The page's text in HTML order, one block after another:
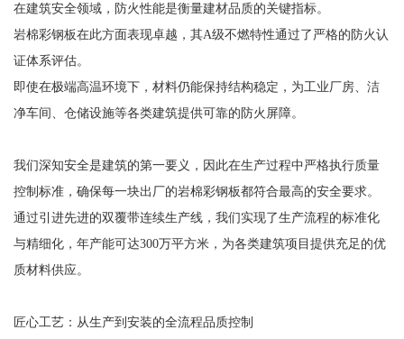
在建筑安全领域，防火性能是衡量建材品质的关键指标。
岩棉彩钢板在此方面表现卓越，其A级不燃特性通过了严格的防火认
证体系评估。
即使在极端高温环境下，材料仍能保持结构稳定，为工业厂房、洁
净车间、仓储设施等各类建筑提供可靠的防火屏障。
我们深知安全是建筑的第一要义，因此在生产过程中严格执行质量
控制标准，确保每一块出厂的岩棉彩钢板都符合最高的安全要求。
通过引进先进的双覆带连续生产线，我们实现了生产流程的标准化
与精细化，年产能可达300万平方米，为各类建筑项目提供充足的优
质材料供应。
匠心工艺：从生产到安装的全流程品质控制